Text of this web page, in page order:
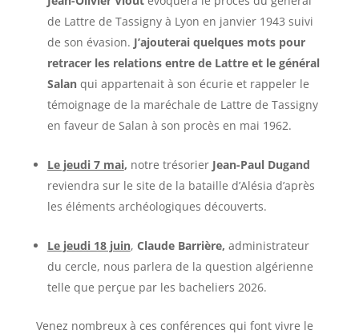
de Lattre de Tassigny à Lyon en janvier 1943 suivi
de son évasion. J’ajouterai quelques mots pour
retracer les relations entre de Lattre et le général
Salanqui appartenait à son écurie et rappeler le
témoignage de la maréchale de Lattre de Tassigny
en faveur de Salan à son procès en mai 1962.
Le jeudi 7 mai, notre trésorier Jean-Paul Dugand
reviendra sur le site de la bataille d’Alésia d’après
les éléments archéologiques découverts.
Le jeudi 18 juin, Claude Barrière, administrateur
du cercle, nous parlera de la question algérienne
telle que perçue par les bacheliers 2026.
Venez nombreux à ces conférences qui font vivre le